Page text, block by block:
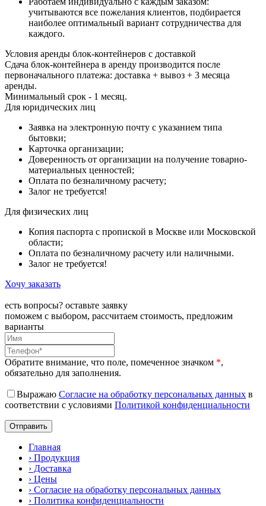
учитываются все пожелания клиентов, подбирается
наиболее оптимальный вариант сотрудничества для
каждого.
Условия аренды блок-контейнеров с доставкой
Сдача блок-контейнера в аренду производится после
первоначального платежа: доставка + вывоз + 3 месяца
аренды.
Минимальный срок - 1 месяц.
Для юридических лиц
Заявка на электронную почту с указанием типа
бытовки;
Карточка организации;
Доверенность от организации на получение товарно-
материальных ценностей;
Оплата по безналичному расчету;
Залог не требуется!
Для физических лиц
Копия паспорта с пропиской в Москве или Московской
области;
Оплата по безналичному расчету или наличными.
Залог не требуется!
Хочу заказать
есть вопросы? оставьте заявку
поможем с выбором, рассчитаем стоимость, предложим
варианты
Обратите внимание, что поле, помеченное значком *,
обязательно для заполнения.
Выражаю Согласие на обработку персональных данных в
соответствии с условиями Политикой конфиденциальности
Главная
› Продукция
› Доставка
› Цены
› Согласие на обработку персональных данных
› Политика конфиденциальности